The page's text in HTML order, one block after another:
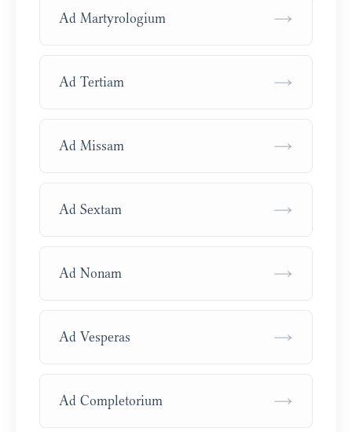
Ad Martyrologium →
Ad Tertiam →
Ad Missam →
Ad Sextam →
Ad Nonam →
Ad Vesperas →
Ad Completorium →